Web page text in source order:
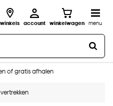
winkels account winkelwagen menu
of gratis afhalen
en opmeten aan huis